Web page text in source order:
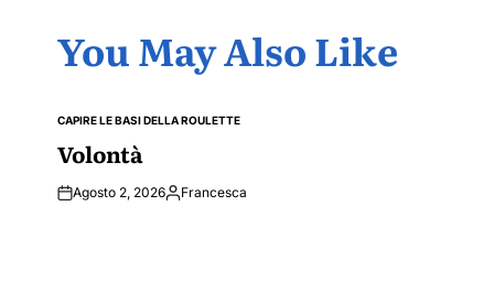
You May Also Like
POSTED
CAPIRE LE BASI DELLA ROULETTE
Volontà
Agosto 2, 2026PostedFrancesca